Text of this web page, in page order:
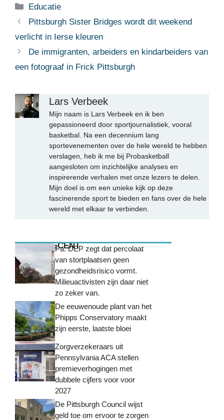
Categorieën
Educatie
Pittsburgh Sister Bridges wordt dit weekend
verlicht in Ierse kleuren
De immigranten, arbeiders en kindarbeiders van
een fotograaf in Frick Pittsburgh
Lars Verbeek
Mijn naam is Lars Verbeek en ik ben
gepassioneerd door sportjournalistiek, vooral
basketbal. Na een decennium lang
sportevenementen over de hele wereld te hebben
verslagen, heb ik me bij Probasketball
aangesloten om inzichtelijke analyses en
inspirerende verhalen met onze lezers te delen.
Mijn doel is om een unieke kijk op deze
fascinerende sport te bieden en fans over de hele
wereld met elkaar te verbinden.
MEEST RECENTPa. DEP zegt dat percolaat
van stortplaatsen geen
gezondheidsrisico vormt.
Milieuactivisten zijn daar niet
zo zeker van.
De eeuwenoude plant van het
Phipps Conservatory maakt
zijn eerste, laatste bloei
Zorgverzekeraars uit
Pennsylvania ACA stellen
premieverhogingen met
dubbele cijfers voor voor
2027
De Pittsburgh Council wijst
geld toe om ervoor te zorgen